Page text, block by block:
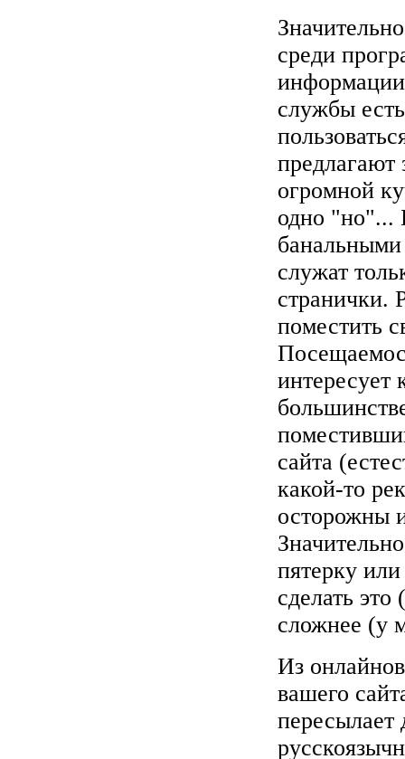
среди
службы
предлагают
огромной
одно "но"...
служат
странички.
поместить
интересует
сайта
какой-то
осторожны
пятерку
сделать
сложнее (у
Из
вашего
пересылает